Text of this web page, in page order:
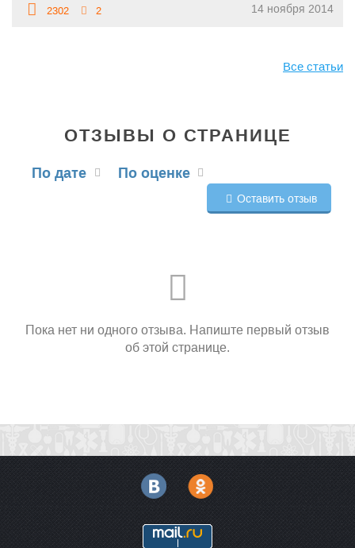
2302 2 14 ноября 2014
Все статьи
ОТЗЫВЫ О СТРАНИЦЕ
По дате По оценке
Оставить отзыв
Пока нет ни одного отзыва. Напиште первый отзыв
об этой странице.